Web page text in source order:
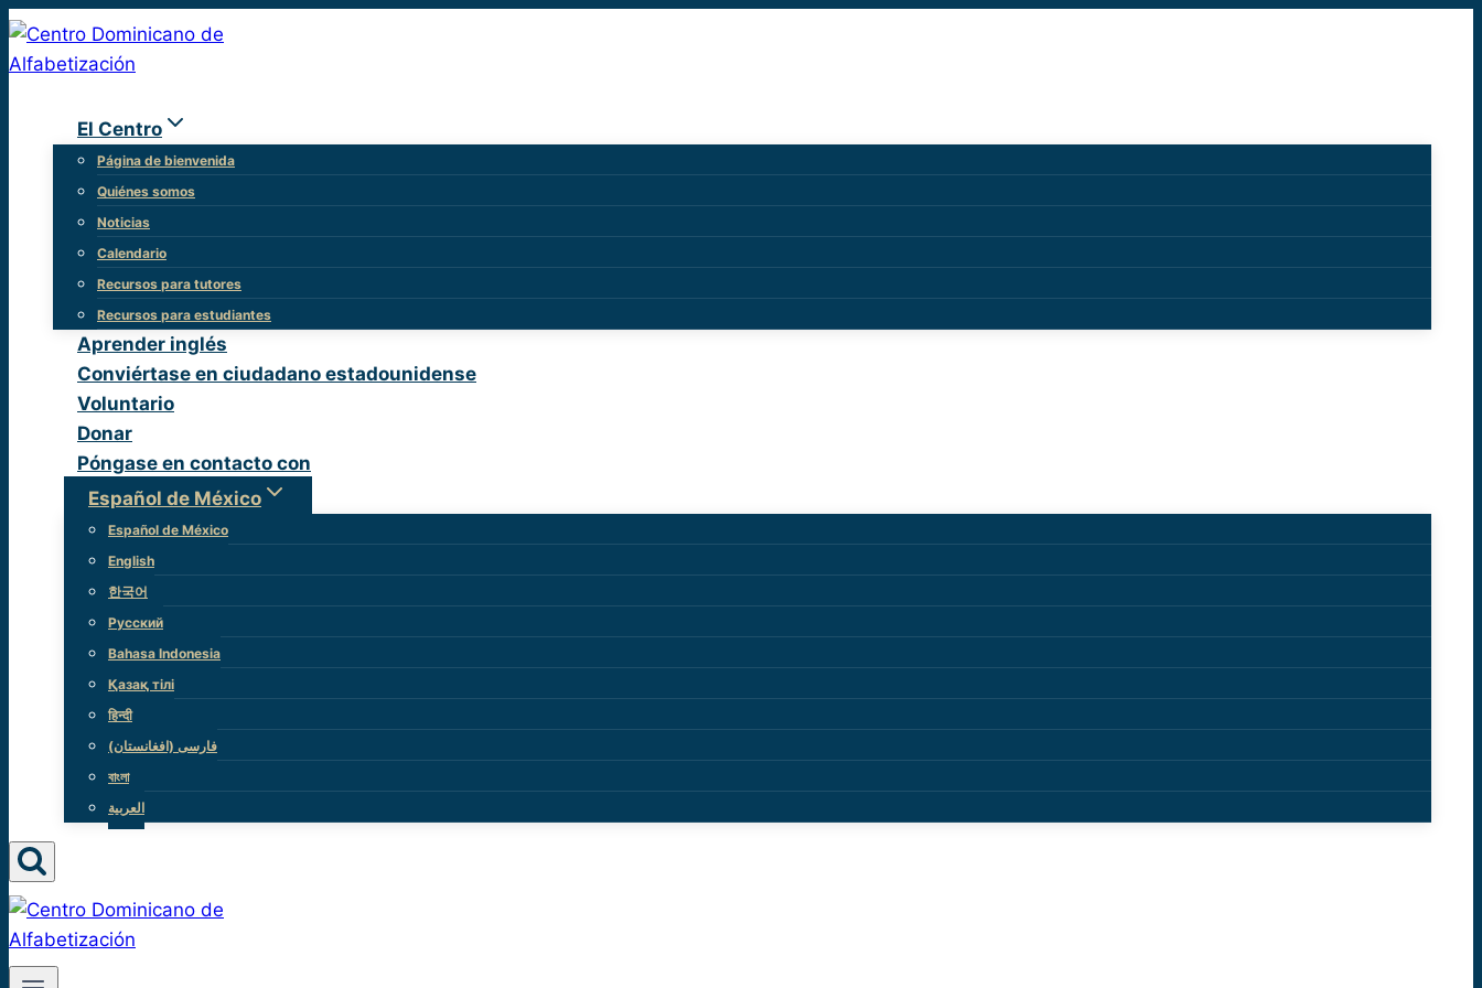
Ir
al
El Centro
Página de bienvenida
Quiénes somos
Noticias
Calendario
Recursos para tutores
Recursos para estudiantes
Aprender inglés
Conviértase en ciudadano estadounidense
Voluntario
Donar
Póngase en contacto con
Español de México
Español de México
English
한국어
Русский
Bahasa Indonesia
Қазақ тілі
हिन्दी
(فارسی (افغانستان
বাংলা
العربية